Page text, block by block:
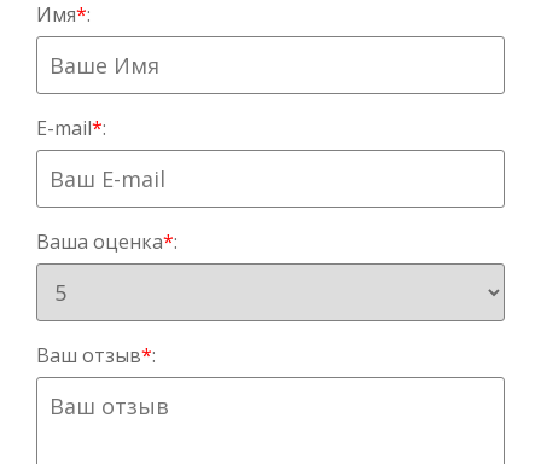
Имя*:
E-mail*:
Ваша оценка*:
Ваш отзыв*: